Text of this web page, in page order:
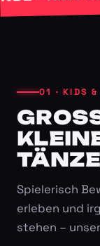
01 · KIDS
LEINE
Spielerisch
erleben und
stehen –